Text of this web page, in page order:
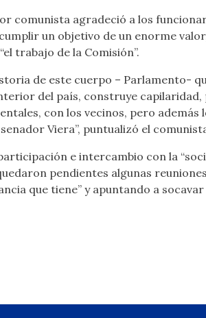
comunista agradeció a los
un objetivo de un enorme
trabajo de la Comisión”.
de este cuerpo – Parlamento-
del país, construye
con los vecinos, pero
Viera”, puntualizó el
e intercambio con la
pendientes algunas
que tiene” y apuntando a